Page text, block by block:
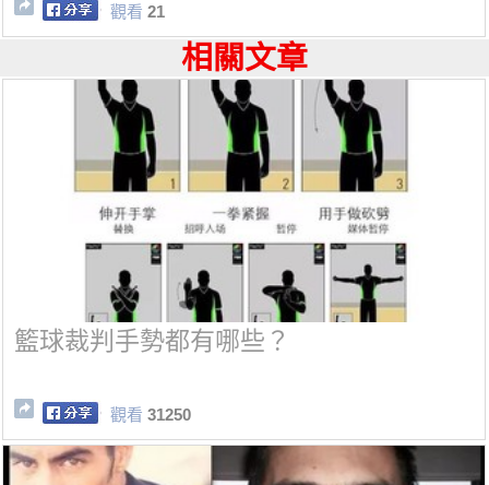
觀看 21
相關文章
籃球裁判手勢都有哪些？
觀看 31250